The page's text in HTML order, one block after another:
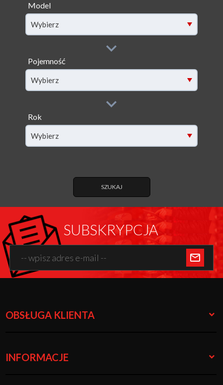
Model
filter[model]
Wybierz
Pojemność
filter[capacity]
Wybierz
Rok
filter[year]
Wybierz
SZUKAJ
SUBSKRYPCJA
OBSŁUGA KLIENTA
INFORMACJE